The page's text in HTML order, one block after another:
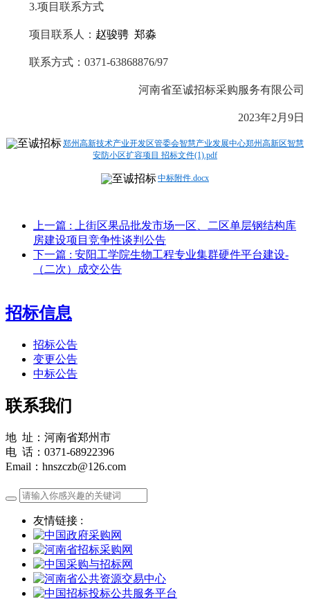
3.项目联系方式
项目联系人： 赵骏骋 郑淼
联系方式： 0371-63868876/97
河南省至诚招标采购服务有限公司
2023年2 月 9日
郑州高新技术产业开发区管委会智慧产业发展中心郑州高新区智慧
安防小区扩容项目 招标文件(1).pdf
中标附件.docx
上一篇 : 上街区果品批发市场一区、二区单层钢结构库
房建设项目竞争性谈判公告
下一篇 : 安阳工学院生物工程专业集群硬件平台建设-
（二次）成交公告
招标信息
招标公告
变更公告
中标公告
联系我们
地 址：河南省郑州市
电 话：0371-68922396
Email：hnszczb@126.com
友情链接 :